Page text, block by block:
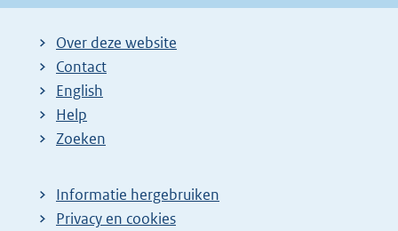
Over deze website
Contact
English
Help
Zoeken
Informatie hergebruiken
Privacy en cookies